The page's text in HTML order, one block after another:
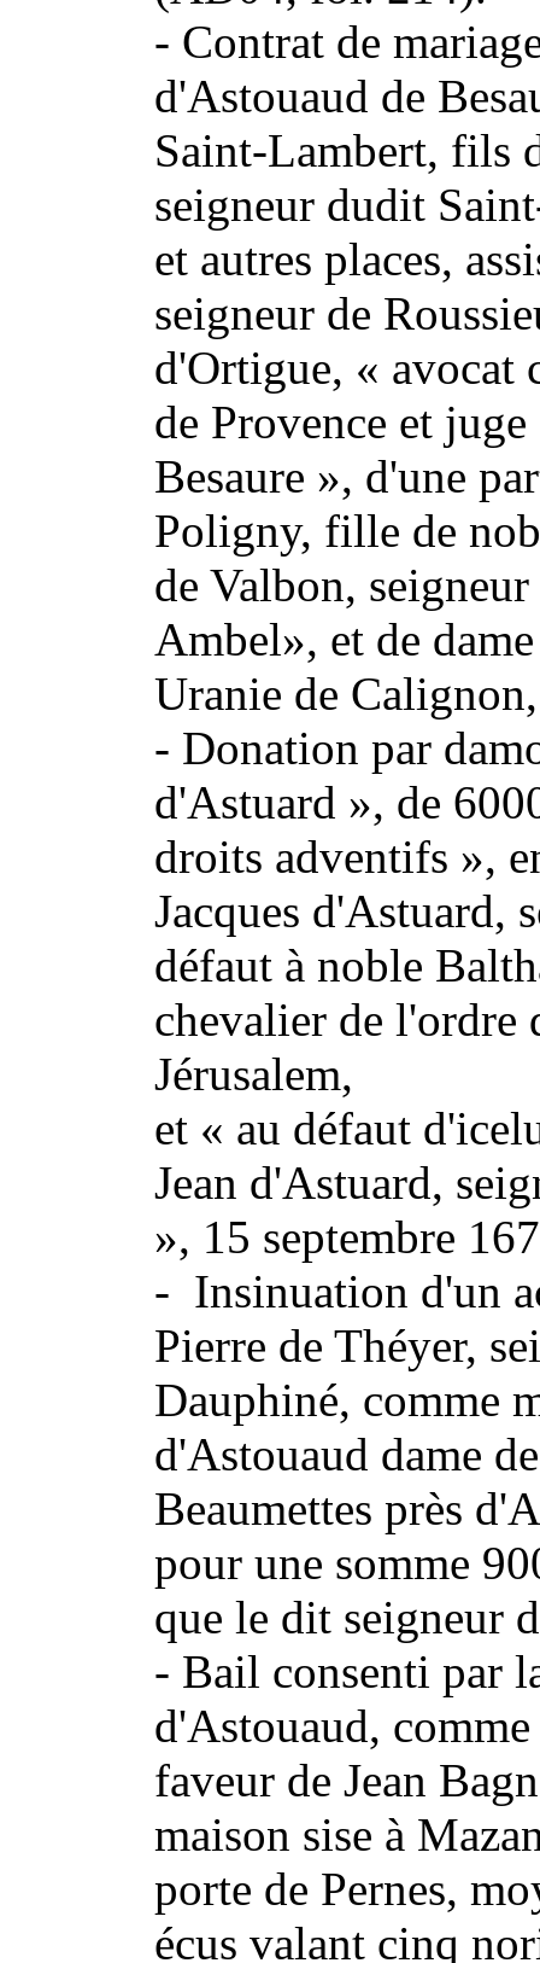
- Contrat de
d'Astouaud de
Saint-Lambert, fils
seigneur dudit
et autres places,
seigneur de
d'Ortigue, « avocat
de Provence et juge
Besaure », d'une
Poligny, fille de
de Valbon,
Ambel», et de dame
Uranie de
- Donation par
d'Astuard », de
droits adventifs »,
Jacques d'Astuard,
défaut à noble
chevalier de l'ordre
Jérusalem,
et « au défaut
Jean d'Astuard,
», 15 septembre
- Insinuation d'un
Pierre de Théyer,
Dauphiné, comme
d'Astouaud dame
Beaumettes près
pour une somme
que le dit seigneur
- Bail consenti par
d'Astouaud,
faveur de Jean
maison sise à
porte de Pernes,
écus valant cinq